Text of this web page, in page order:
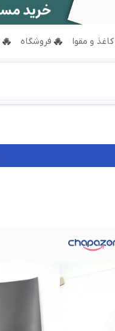
کاغذ و مقوا فروشگاه